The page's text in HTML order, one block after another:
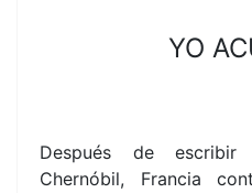
YO
Después de escribir
Chernóbil, Francia